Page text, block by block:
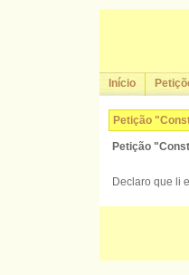
Início
Petição
Petição
Declaro que li